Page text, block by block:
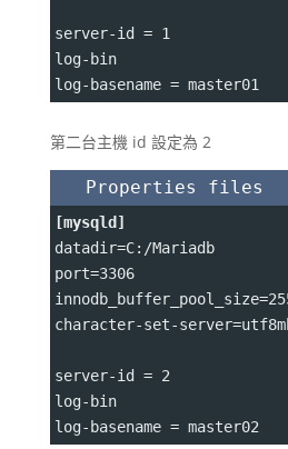
server-id = 1
log-bin
log-basename = master01
第二台主機 id 設定為 2
Properties files
[mysqld]
datadir=C: /Mariadb
port=3306
innodb_buffer_pool_size=
character-set-server=
server-id = 2
log-bin
log-basename = master02